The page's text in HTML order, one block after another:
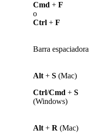
Cmd + F
o
Ctrl + F
Barra espaciadora
Alt + S (Mac)
Ctrl/Cmd + S
(Windows)
Alt + R (Mac)